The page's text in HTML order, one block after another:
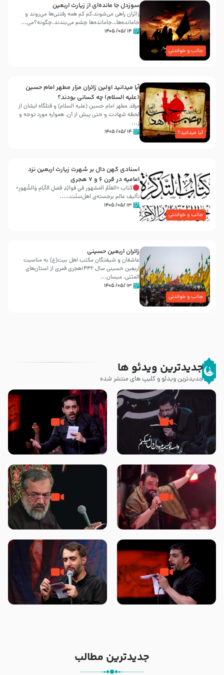
جالب و خواندنی
سوزدل جا مانده‌ای از زیارت اربعین
زائران راهی می‌شوند،کم‌ کم همه رفتنی‌ها می‌روند و
جامانده‌ها…جامانده‌ها چشم می‌بندند.چگونه؟می‌...
۱۴ /۰۵/ ۱۴۰۵
آیا میدانید؟
آیا میدانید اولین زائران مزار مطهر امام حسین
(علیه السلام) چه کسانی بودند؟
مرقد مطهر امام حسین (علیه السلام) و قتلگاه ایشان از
لحظه شهادت و حتی پیش از آن، همواره مورد توجه و
ز...
۱۴ /۰۵/ ۱۴۰۵
جالب و خواندنی
اسنادی کهن دال بر شهرت زیارت اربعین نزد
امامیه در قرن ۶ و ۷ هجری
کتاب «العَلَمُ المَشهور في فَوائِدِ فَضلِ الأيّامِ وَالشُّهورِ»
تألیف عالم برجسته‌ی اهل‌سنّت…...
۱۳ /۰۵/ ۱۴۰۵
جالب و خواندنی
زائران اربعین حسینی
عاشقان و شیفتگان مکتب اهل بیت(ع) به مناسبت
اربعین حسینی سال ۱۴۴۲هجری قمری از استان‌های
المثنی، میسان...
۱۳ /۰۵/ ۱۴۰۵
جدیدترین ویدئو ها
جدیدترین ویدئو و کلیپ های منتشر شده
مصداق کربلا – حاج حسین سیب
سرخی
شور ، حسینا! به‌ حق زهرا «أُنْظُرْ
إِلَینا» – عزاداری شب هفتم ماه
جانا جانا ابی عبدالله – کربلایی جواد
مقدم – شب هشتم محرم 1448 –
مادر منم مثل تو خمیدم – حاج
محمود کریمی – شهادت حضرت
هیئت رایة العباس علیه السلام
تک ، عبّاس، صاحب دل‌هاست –
حاج حنیف طاهری – عزاداری شب
من غلام نوکراتم من عاشق کربلاتم
– شور زمینه – شب هفتم – محرم
جدیدترین مطالب